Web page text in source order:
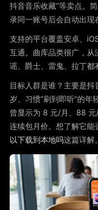
抖音音乐收藏”等卖点。
录同一账号后会自动出现
支持的平台覆盖安卓、
互通。曲库品类很广，从
谣、爵士、雷鬼、拉丁都
目标人群是谁？主要是
岁、习惯”刷到即听”的年
曾显示为 8 元/月、88
连续包月价。想了解它能
以下载到本地吗这篇详解。